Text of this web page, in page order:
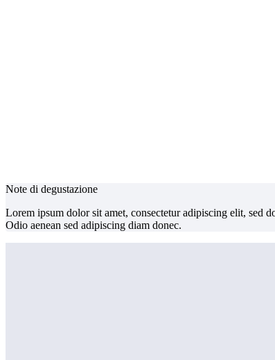
Note di degustazione
Lorem ipsum dolor sit amet, consectetur adipiscing elit, sed
Odio aenean sed adipiscing diam donec.